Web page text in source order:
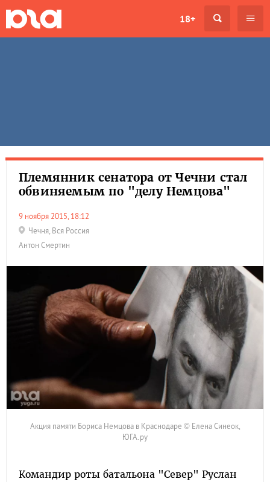
18+
Племянник сенатора от Чечни стал
обвиняемым по "делу Немцова"
9 ноября 2015, 18:12
Чечня, Вся Россия
Антон Смертин
Акция памяти Бориса Немцова в Краснодаре © Елена Синеок,
ЮГА.ру
Командир роты батальона "Север" Руслан